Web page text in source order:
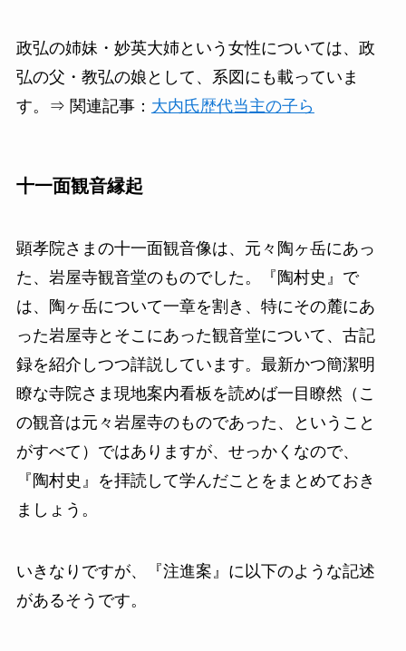
政弘の姉妹・妙英大姉という女性については、政
弘の父・教弘の娘として、系図にも載っていま
す。⇒ 関連記事： 大内氏歴代当主の子ら
十一面観音縁起
顕孝院さまの十一面観音像は、元々陶ヶ岳にあっ
た、岩屋寺観音堂のものでした。『陶村史』で
は、陶ヶ岳について一章を割き、特にその麓にあ
った岩屋寺とそこにあった観音堂について、古記
録を紹介しつつ詳説しています。最新かつ簡潔明
瞭な寺院さま現地案内看板を読めば一目瞭然（こ
の観音は元々岩屋寺のものであった、ということ
がすべて）ではありますが、せっかくなので、
『陶村史』を拝読して学んだことをまとめておき
ましょう。
いきなりですが、『注進案』に以下のような記述
があるそうです。